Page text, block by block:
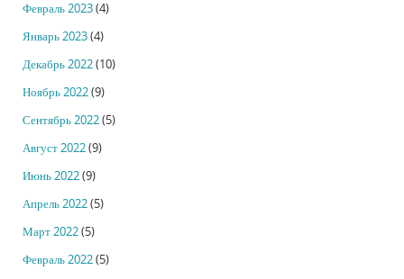
Февраль 2023(4)
Январь 2023(4)
Декабрь 2022(10)
Ноябрь 2022(9)
Сентябрь 2022(5)
Август 2022(9)
Июнь 2022(9)
Апрель 2022(5)
Март 2022(5)
Февраль 2022(5)